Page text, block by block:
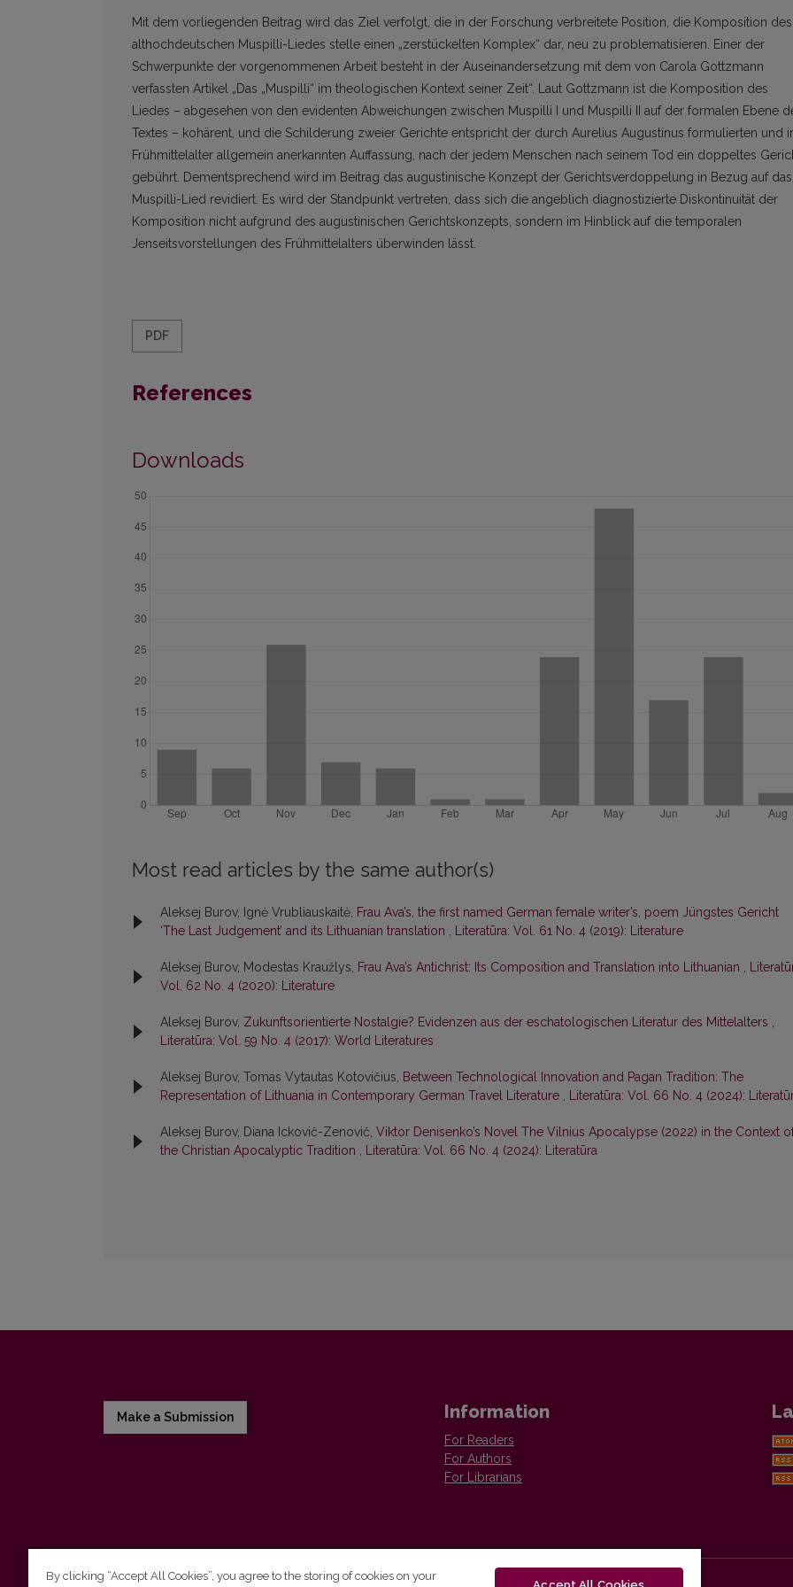
Mit dem vorliegenden Beitrag wird das Ziel verfolgt, die in der Forschung verbreitete Position, die Komposition des
althochdeutschen Muspilli-Liedes stelle einen „zerstückelten Komplex“ dar, neu zu problematisieren. Einer der
Schwerpunkte der vorgenommenen Arbeit besteht in der Auseinandersetzung mit dem von Carola Gottzmann
verfassten Artikel „Das „Muspilli“ im theologischen Kontext seiner Zeit“. Laut Gottzmann ist die Komposition des
Liedes – abgesehen von den evidenten Abweichungen zwischen Muspilli I und Muspilli II auf der formalen Ebene
Textes – kohärent, und die Schilderung zweier Gerichte entspricht der durch Aurelius Augustinus formulierten und
Frühmittelalter allgemein anerkannten Auffassung, nach der jedem Menschen nach seinem Tod ein doppeltes
gebührt. Dementsprechend wird im Beitrag das augustinische Konzept der Gerichtsverdoppelung in Bezug auf das
Muspilli-Lied revidiert. Es wird der Standpunkt vertreten, dass sich die angeblich diagnostizierte Diskontinuität der
Komposition nicht aufgrund des augustinischen Gerichtskonzepts, sondern im Hinblick auf die temporalen
Jenseitsvorstellungen des Frühmittelalters überwinden lässt.
PDF
References
Downloads
Most read articles by the same author(s)
Aleksej Burov, Ignė Vrubliauskaitė, Frau Ava’s, the first named German female writer’s, poem Jüngstes Gericht
‘The Last Judgement’ and its Lithuanian translation , Literatūra: Vol. 61 No. 4 (2019): Literature
Aleksej Burov, Modestas Kraužlys, Frau Ava’s Antichrist: Its Composition and Translation into Lithuanian ,
Vol. 62 No. 4 (2020): Literature
Aleksej Burov, Zukunftsorientierte Nostalgie? Evidenzen aus der eschatologischen Literatur des Mittelalters ,
Literatūra: Vol. 59 No. 4 (2017): World Literatures
Aleksej Burov, Tomas Vytautas Kotovičius, Between Technological Innovation and Pagan Tradition: The
Representation of Lithuania in Contemporary German Travel Literature , Literatūra: Vol. 66 No. 4 (2024):
Aleksej Burov, Diana Ickovič-Zenovič, Viktor Denisenko’s Novel The Vilnius Apocalypse (2022) in the Context
the Christian Apocalyptic Tradition , Literatūra: Vol. 66 No. 4 (2024): Literatūra
Make a Submission Information
For Readers
For Authors
For Librarians
By clicking “Accept All Cookies”, you agree to the storing of cookies on your